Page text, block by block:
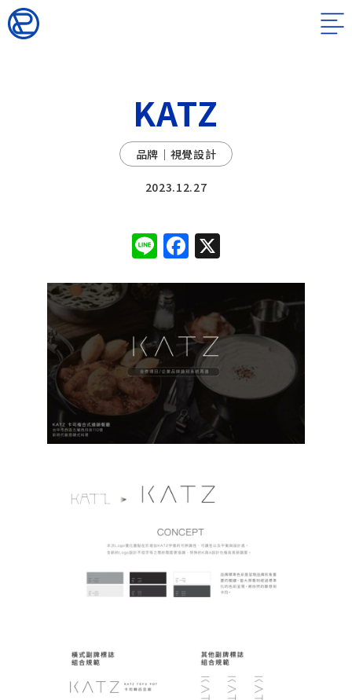
KATZ
品牌｜視覺設計
2023.12.27
LineFacebook